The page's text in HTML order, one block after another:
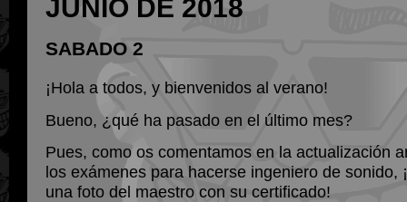
JUNIO DE 2018
SABADO 2
¡Hola a todos, y bienvenidos al verano!
Bueno, ¿qué ha pasado en el último mes?
Pues, como os comentamos en la actualización
los exámenes para hacerse ingeniero de sonido,
una foto del maestro con su certificado!